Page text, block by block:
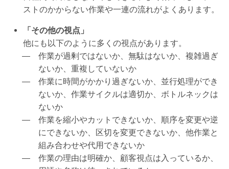
ストのかからない作業や一連の流れがよくあります。
「その他の視点」
他にも以下のように多くの視点があります。
作業が過剰ではないか、無駄はないか、複雑過ぎ
ないか、重複していないか
作業に時間がかかり過ぎないか、並行処理ができ
ないか、作業サイクルは適切か、ボトルネックは
ないか
作業を縮小やカットできないか、順序を変更や逆
にできないか、区切を変更できないか、他作業と
組み合わせや代用できないか
作業の理由は明確か、顧客視点は入っているか、